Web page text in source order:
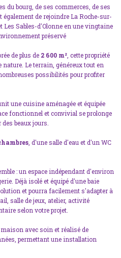
du bourg, de ses commerces, de ses
également de rejoindre La Roche-sur-
Sables-d'Olonne en une vingtaine
préservé
de plus de 2 600 m² , cette propriété
nature. Le terrain, généreux tout en
possibilités pour profiter
une cuisine aménagée et équipée
fonctionnel et convivial se prolonge
beaux jours.
, d'une salle d'eau et d'un WC
: un espace indépendant d'environ
Déjà isolé et équipé d'une baie
et pourra facilement s'adapter à
salle de jeux, atelier, activité
selon votre projet.
avec soin et réalisé de
permettant une installation